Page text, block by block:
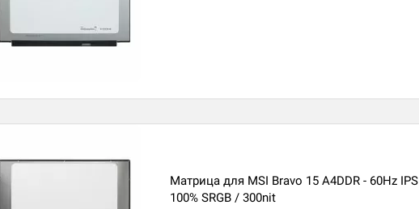
Матрица для MSI Bravo 15 A4DDR - 60Hz IPS
100% SRGB / 300nit